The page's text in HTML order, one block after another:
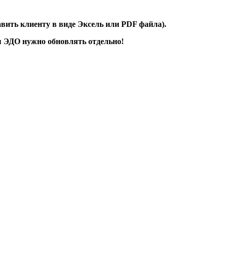
клиенту в виде Эксель или PDF файла).
нужно обновлять отдельно!